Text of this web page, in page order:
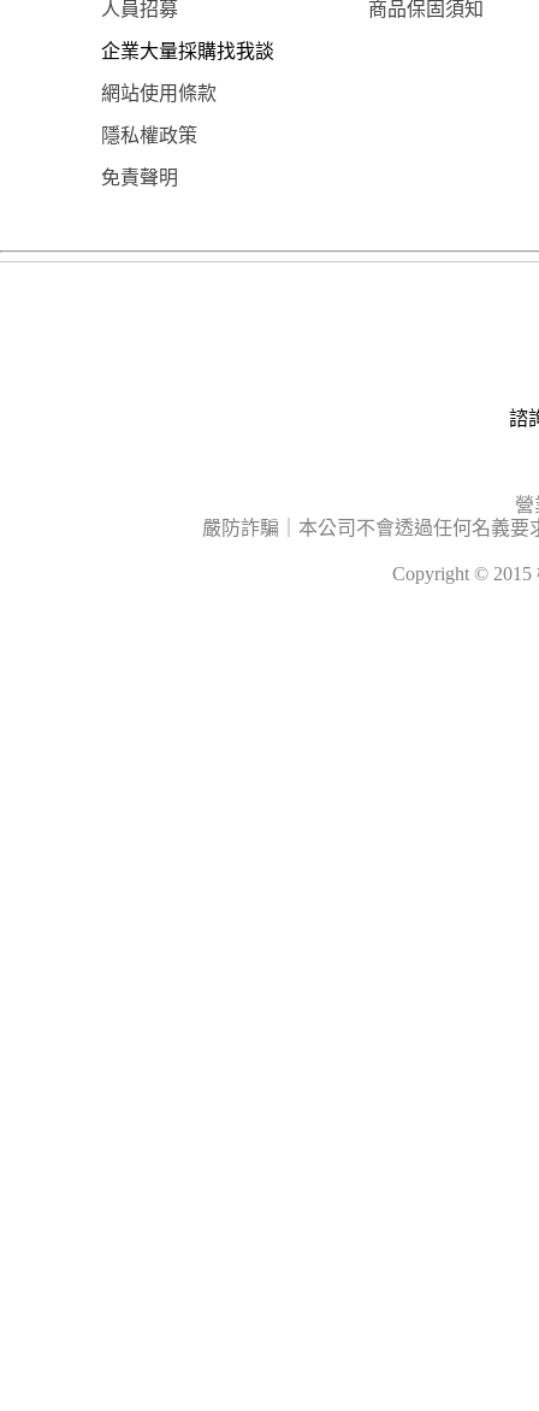
人員招募 商品保固須知
企業大量採購找我談
網站使用條款
隱私權政策
免責聲明
諮
營
嚴防詐騙｜本公司不會透過任何名義
Copyright ©